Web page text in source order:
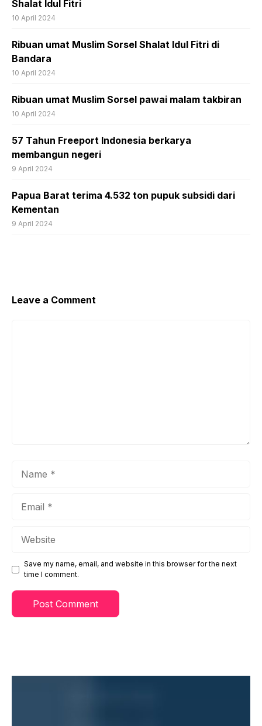
Shalat Idul Fitri
10 April 2024
Ribuan umat Muslim Sorsel Shalat Idul Fitri di
Bandara
10 April 2024
Ribuan umat Muslim Sorsel pawai malam takbiran
10 April 2024
57 Tahun Freeport Indonesia berkarya
membangun negeri
9 April 2024
Papua Barat terima 4.532 ton pupuk subsidi dari
Kementan
9 April 2024
Leave a Comment
Save my name, email, and website in this browser for the next
time I comment.